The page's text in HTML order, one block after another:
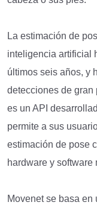
La estimación de
inteligencia artificial
últimos seis años, y
detecciones de gran
es un API
permite a sus
estimación de pose
hardware y software
Movenet se basa